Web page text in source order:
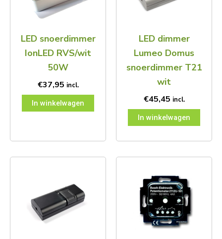
LED snoerdimmer
IonLED RVS/wit
50W
€37,95 incl.
In winkelwagen
LED dimmer
Lumeo Domus
snoerdimmer T21
wit
€45,45 incl.
In winkelwagen
tot
€49,85
heeft
meerdere
variaties.
Deze
optie